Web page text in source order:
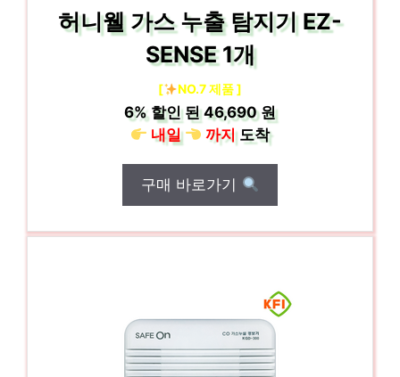
허니웰 가스 누출 탐지기 EZ-
SENSE 1개
[ NO.7 제품 ]
6%할인 된46,690 원
내일
까지도착
구매 바로가기